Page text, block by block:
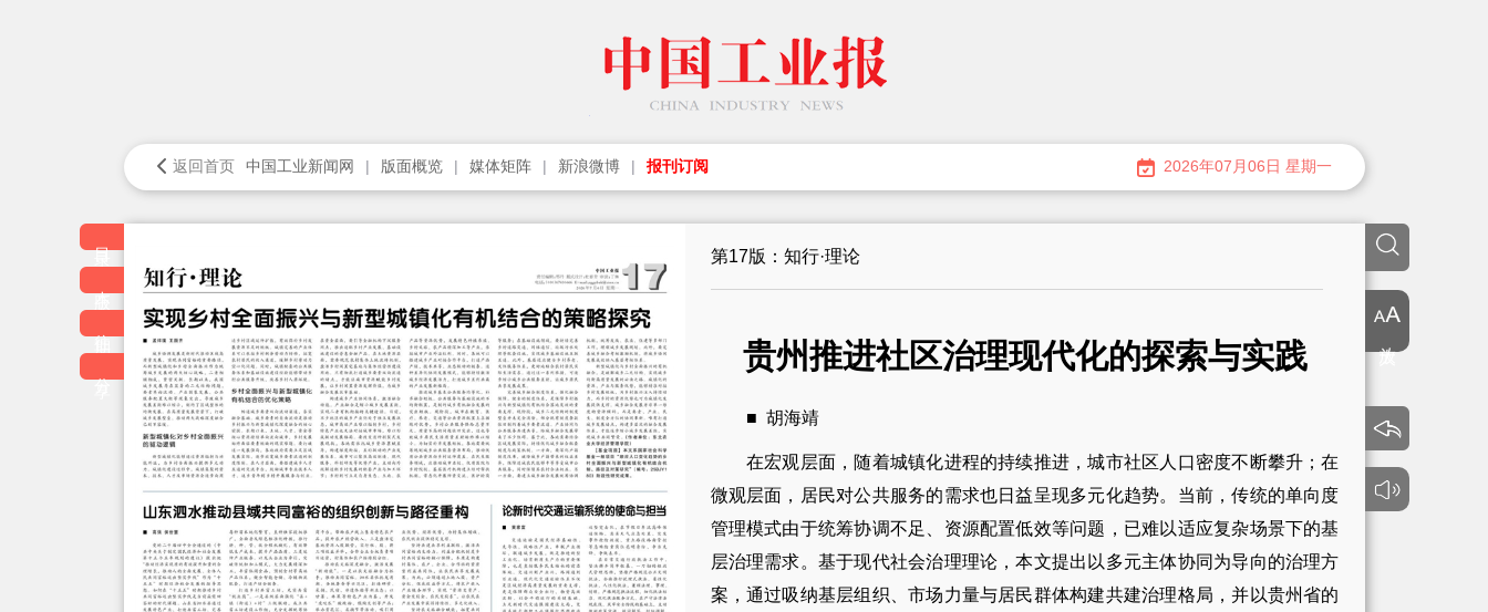
返回首页 中国工业新闻网 版面概览 媒体矩阵 新浪微博 报刊订阅 2026年07月06日 星期一
第17版：知行·理论
贵州推进社区治理现代化的探索与实践
■ 胡海靖
在宏观层面，随着城镇化进程的持续推进，城市社区人口密度不断攀升；在
微观层面，居民对公共服务的需求也日益呈现多元化趋势。当前，传统的单向度
管理模式由于统筹协调不足、资源配置低效等问题，已难以适应复杂场景下的基
层治理需求。基于现代社会治理理论，本文提出以多元主体协同为导向的治理方
案，通过吸纳基层组织、市场力量与居民群体构建共建治理格局，并以贵州省的